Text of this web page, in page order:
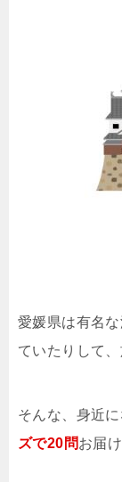
愛媛県は有名
ていたりして
そんな、身近
ズで20問お届